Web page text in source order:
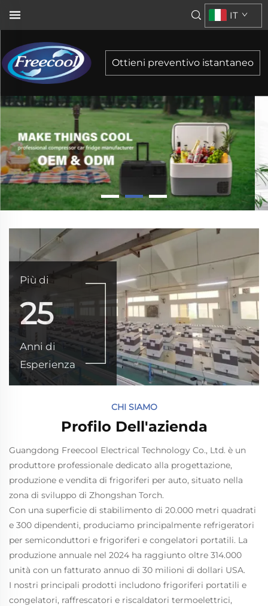
IT
Ottieni preventivo istantaneo
Più di
25
Anni di
Esperienza
CHI SIAMO
Profilo Dell'azienda
Guangdong Freecool Electrical Technology Co., Ltd. è un
produttore professionale dedicato alla progettazione,
produzione e vendita di frigoriferi per auto, situato nella
zona di sviluppo di Zhongshan Torch.
Con una superficie di stabilimento di 20.000 metri quadrati
e 300 dipendenti, produciamo principalmente refrigeratori
per semiconduttori e frigoriferi e congelatori portatili. La
produzione annuale nel 2024 ha raggiunto oltre 314.000
unità con un fatturato annuo di 30 milioni di dollari USA.
I nostri principali prodotti includono frigoriferi portatili e
congelatori, raffrescatori e riscaldatori termoelettrici,